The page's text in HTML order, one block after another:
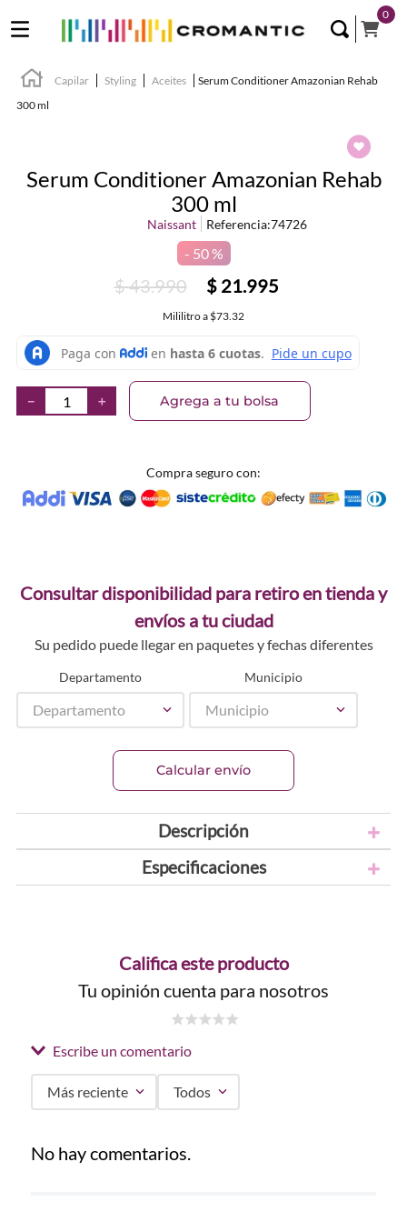
0
Capilar Styling Aceites
Serum Conditioner Amazonian Rehab
300 ml
Serum Conditioner Amazonian Rehab
300 ml
Naissant Referencia:74726
50 %
$43.990 $ 21.995
Mililitroa $73.32
＋
－ Agrega a tu bolsa
Compra seguro con:
Consultar disponibilidad para retiro en tienda y
envíos a tu ciudad
Su pedido puede llegar en paquetes y fechas diferentes
Departamento
Departamento
Municipio
Municipio
Calcular envío
Descripción
Especificaciones
Califica este producto
Tu opinión cuenta para nosotros
Escribe un comentario
Título
Más reciente Todos
No hay comentarios.